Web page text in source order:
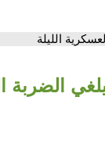
الليلة
الضربة